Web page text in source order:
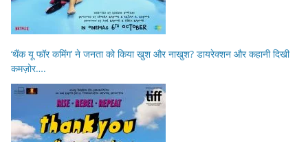
‘थैंक यू फॉर कमिंग’ ने जनता को किया खुश और नाखुश? डायरेक्शन और कहानी दिखी
कमज़ोर….